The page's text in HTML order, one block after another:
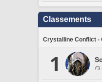
Classements
Crystalline Conflict -
1